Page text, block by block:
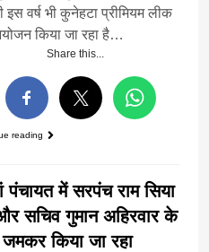
इस वर्ष भी कुनेहटा प्रीमियम लीक
किया जा रहा है…
Share this...
reading
पंचायत में सरपंच राम सिया
सचिव गुमान अहिरवार के
जमकर किया जा रहा